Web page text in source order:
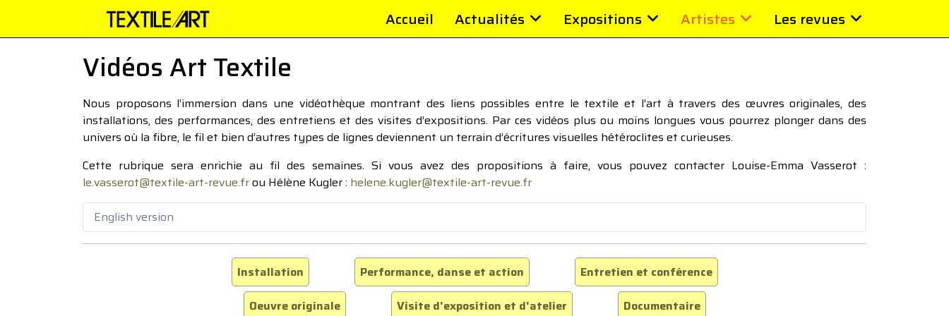
Accueil Actualités Expositions Artistes Les revues
Vidéos Art Textile
Nous proposons l’immersion dans une vidéothèque montrant des liens possibles entre le textile et l’art à travers des œuvres originales, des
installations, des performances, des entretiens et des visites d’expositions. Par ces vidéos plus ou moins longues vous pourrez plonger dans des
univers où la fibre, le fil et bien d’autres types de lignes deviennent un terrain d’écritures visuelles hétéroclites et curieuses.
Cette rubrique sera enrichie au fil des semaines. Si vous avez des propositions à faire, vous pouvez contacter Louise-Emma Vasserot :
le.vasserot@textile-art-revue.frou Hélène Kugler : helene.kugler@textile-art-revue.fr
English version
Installation Performance, danse et action
Entretien et conférence
Oeuvre originale
Visite d'exposition et d'atelier Documentaire